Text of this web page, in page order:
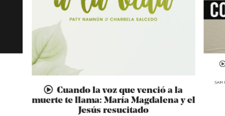
Cuando la voz que venció a la
muerte te llama: María Magdalena y el
Jesús resucitado
SAM